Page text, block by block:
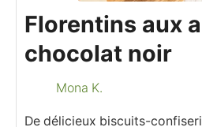
Florentins aux
chocolat noir
Mona K.
De délicieux biscuits-